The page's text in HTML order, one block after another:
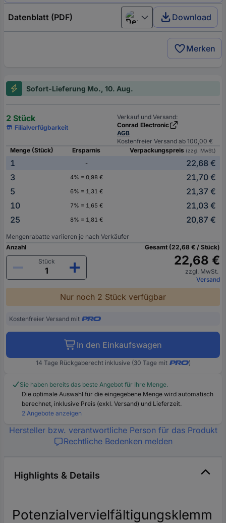
Datenblatt (PDF) Deutsch (Deutschland)
Download
Merken
Sofort-Lieferung Mo., 10. Aug.
2 Stück
Filialverfügbarkeit
Verkauf und Versand:
Conrad Electronic
AGB
Kostenfreier Versand ab 100,00 €
Menge (Stück)
Ersparnis Verpackungspreis (zzgl. MwSt.)
1 -
22,68 €
3
4% = 0,98 €
21,70 €
5
6% = 1,31 €
21,37 €
10
7% = 1,65 €
21,03 €
25
8% = 1,81 € 20,87 €
Mengenrabatte variieren je nach Verkäufer
Anzahl
Stück
Gesamt (22,68 € / Stück)
22,68 €
zzgl. MwSt.
Versand
Nur noch 2 Stück verfügbar
Kostenfreier Versand mit
In den Einkaufswagen
14 Tage Rückgaberecht inklusive (30 Tage mit )
Sie haben bereits das beste Angebot für Ihre Menge.
Die optimale Auswahl für die eingegebene Menge wird automatisch
berechnet, inklusive Preis (exkl. Versand) und Lieferzeit.
2 Angebote anzeigen
Hersteller bzw. verantwortliche Person für das Produkt
Rechtliche Bedenken melden
Highlights & Details
Potenzialvervielfältigungsklemm